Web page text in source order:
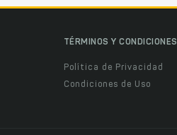
TÉRMINOS Y CONDICIONES
Política de Privacidad
Condiciones de Uso